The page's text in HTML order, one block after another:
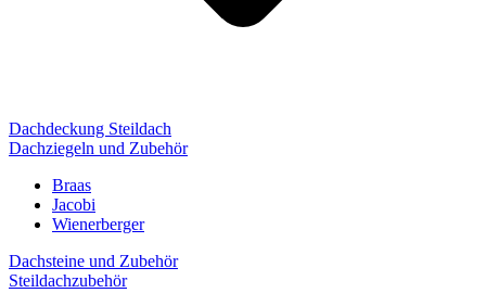
Dachdeckung Steildach
Dachziegeln und Zubehör
Braas
Jacobi
Wienerberger
Dachsteine und Zubehör
Steildachzubehör